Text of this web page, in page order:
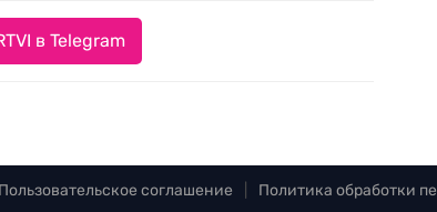
в Telegram
Пользовательское соглашение Политика обработки